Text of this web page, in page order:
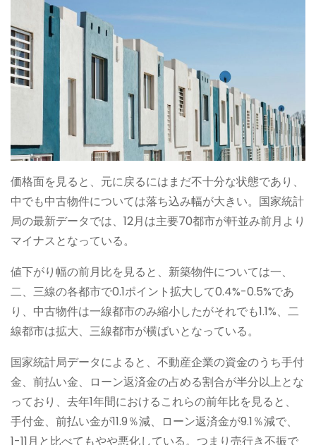
価格面を見ると、元に戻るにはまだ不十分な状態であり、
中でも中古物件については落ち込み幅が大きい。国家統計
局の最新データでは、12月は主要70都市が軒並み前月より
マイナスとなっている。
値下がり幅の前月比を見ると、新築物件については一、
二、三線の各都市で0.1ポイント拡大して0.4%-0.5%であ
り、中古物件は一線都市のみ縮小したがそれでも1.1%、二
線都市は拡大、三線都市が横ばいとなっている。
国家統計局データによると、不動産企業の資金のうち手付
金、前払い金、ローン返済金の占める割合が半分以上とな
っており、去年1年間におけるこれらの前年比を見ると、
手付金、前払い金が11.9％減、ローン返済金が9.1％減で、
1-11月と比べてもやや悪化している。つまり売行き不振で